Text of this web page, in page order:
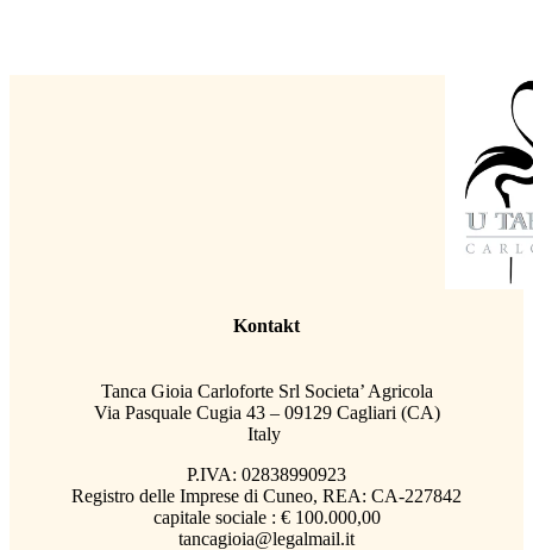
Kontakt
Tanca Gioia Carloforte Srl Societa’ Agricola
Via Pasquale Cugia 43 – 09129 Cagliari (CA)
Italy
P.IVA: 02838990923
Registro delle Imprese di Cuneo, REA: CA-227842
capitale sociale : € 100.000,00
tancagioia@legalmail.it